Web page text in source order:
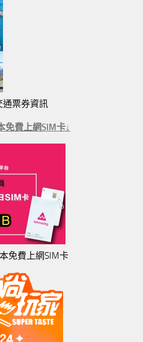
通票券資訊
免費上網SIM卡↓
免費上網SIM卡